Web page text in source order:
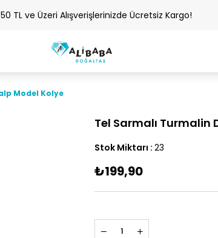
TL ve Üzeri Alışverişlerinizde Ücretsiz Kargo!
Model Kolye
Tel Sarmalı Turmalin
Stok Miktarı : 23
₺199,90